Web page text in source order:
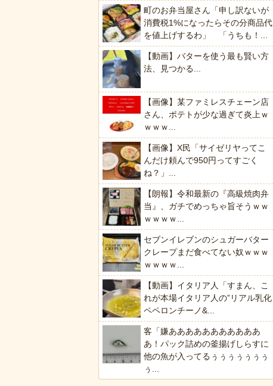
町のお弁当屋さん「申し訳ないが
消費税1%になったらその分商品代
を値上げするわ」 「うちも！...
【動画】バターを使う最も賢い方
法、見つかる...
【画像】某ファミレスチェーン店
さん、ポテトが少な過ぎて炎上ｗ
ｗｗｗ...
【画像】X民「サイゼリヤってこ
んだけ頼んで950円ってすごく
ね？」...
【朗報】令和最新の『高級焼肉弁
当』、ガチでめっちゃ旨そうｗｗ
ｗｗｗｗ...
セブンイレブンのシュガーバター
クレープまだ食べてない奴ｗｗｗ
ｗｗｗｗ...
【動画】イタリア人「すまん、こ
れが本場イタリア人の”リアル乳化
ペペロンチーノ&...
客「嫌あああああああああああ
あ！パック詰めの釜揚げしらすに
他の魚が入ってるぅぅぅぅぅぅぅ
ぅ...